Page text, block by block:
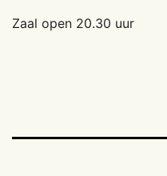
Zaal open 20.30 uur